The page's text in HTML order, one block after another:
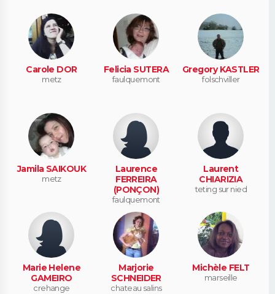
Carole DOR
metz
Felicia SUTERA
faulquemont
Gregory KASTLER
folschviller
Jamila SAIKOUK
metz
Laurence
FERREIRA
(PONÇON)
faulquemont
Laurent
CHIARIZIA
teting sur nied
Marie Helene
GAMEIRO
crehange
Marjorie
SCHNEIDER
chateau salins
Michèle FELT
marseille